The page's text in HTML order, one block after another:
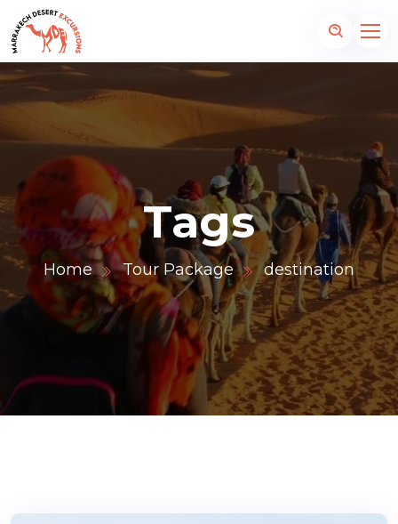
Tags
Home Tour Package destination